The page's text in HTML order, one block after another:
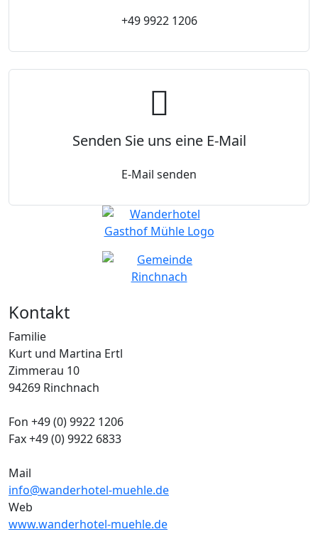
+49 9922 1206
Senden Sie uns eine E-Mail
E-Mail senden
Kontakt
Familie
Kurt und Martina Ertl
Zimmerau 10
94269 Rinchnach
Fon +49 (0) 9922 1206
Fax +49 (0) 9922 6833
Mail
info@wanderhotel-muehle.de
Web
www.wanderhotel-muehle.de